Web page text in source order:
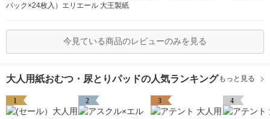
パック×24枚入）エリエール 大王製紙
今見ている商品のレビューのみを見る
大人用紙おむつ・尿とりパッドの人気ランキング もっと見る
1 2 3 4